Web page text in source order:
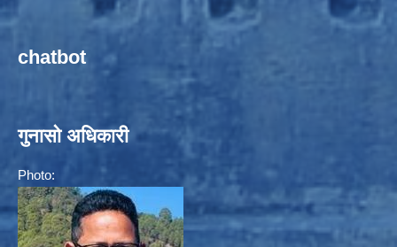
chatbot
गुनासो अधिकारी
Photo: